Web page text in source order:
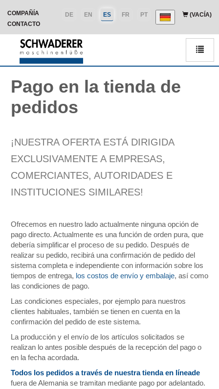
(VACÍA)
COMPAÑÍA PT
FR
ES
EN
DE
CONTACTO
Pago en la tienda de
pedidos
¡NUESTRA OFERTA ESTÁ DIRIGIDA
EXCLUSIVAMENTE A EMPRESAS,
COMERCIANTES, AUTORIDADES E
INSTITUCIONES SIMILARES!
Ofrecemos en nuestro lado actualmente ninguna opción de
pago directo. Actualmente es una función de orden pura, que
debería simplificar el proceso de su pedido. Después de
realizar su pedido, recibirá una confirmación de pedido del
sistema completa e independiente con información sobre los
tiempos de entrega, los costos de envío y embalaje, así como
las condiciones de pago.
Las condiciones especiales, por ejemplo para nuestros
clientes habituales, también se tienen en cuenta en la
confirmación del pedido de este sistema.
La producción y el envío de los artículos solicitados se
realizan lo antes posible después de la recepción del pago o
en la fecha acordada.
Todos los pedidos a través de nuestra tienda en líneade
fuera de Alemania se tramitan mediante pago por adelantado.